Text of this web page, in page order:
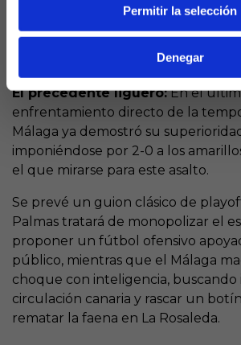
Permitir la selección
Denegar
ocasiones y posee una transición
El precedente liguero:En el
enfrentamiento directo de la
Málaga ya demostró su
imponiéndose por 2-0 a los
el que mirarse para este asalto.
Se prevé un guion clásico de
Palmas tratará de monopolizar el
proponer un fútbol ofensivo
público, mientras que el Málaga
choque con inteligencia, buscando
circulación canaria y rascar un
rematar la faena en La Rosaleda.